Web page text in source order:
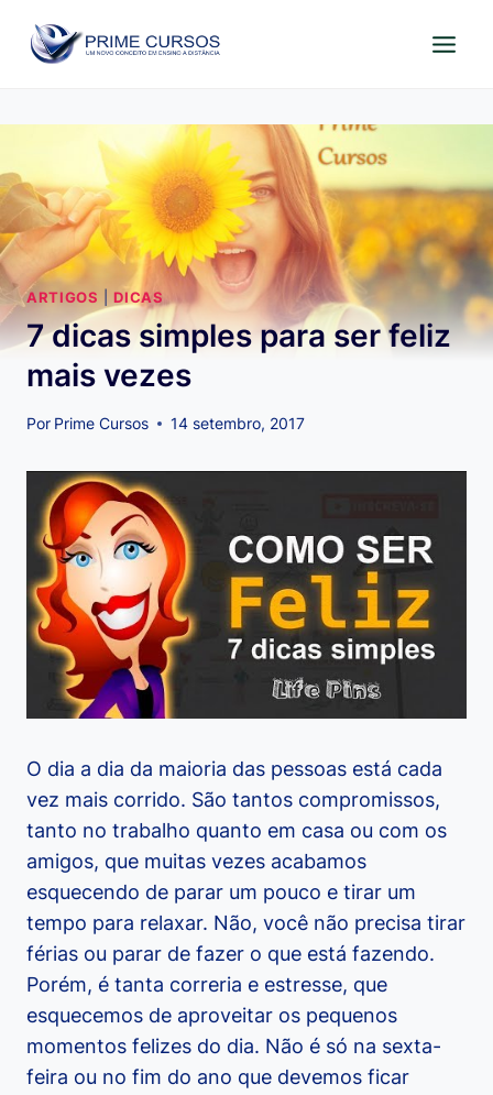
para
ARTIGOS |DICAS
7 dicas simples para ser feliz
mais vezes
Por Prime Cursos 14 setembro, 2017
O dia a dia da maioria das pessoas está cada
vez mais corrido. São tantos compromissos,
tanto no trabalho quanto em casa ou com os
amigos, que muitas vezes acabamos
esquecendo de parar um pouco e tirar um
tempo para relaxar. Não, você não precisa tirar
férias ou parar de fazer o que está fazendo.
Porém, é tanta correria e estresse, que
esquecemos de aproveitar os pequenos
momentos felizes do dia. Não é só na sexta-
feira ou no fim do ano que devemos ficar